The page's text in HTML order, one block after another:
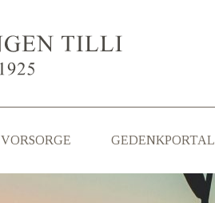
VORSORGE GEDENKPORTAL